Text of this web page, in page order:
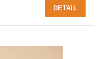
DETAIL